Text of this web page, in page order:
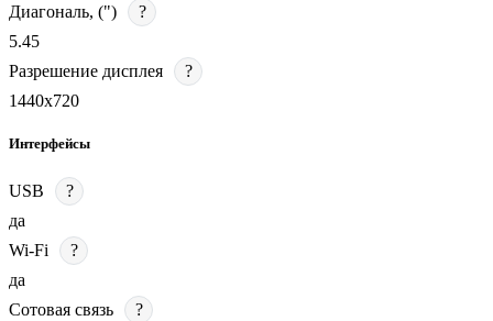
Диагональ, (")
?
5.45
Разрешение дисплея
?
1440х720
Интерфейсы
USB
?
да
Wi-Fi
?
да
Сотовая связь
?